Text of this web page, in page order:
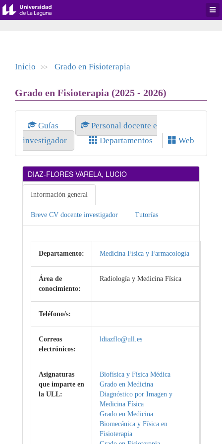
Inicio >> Grado en Fisioterapia
Grado en Fisioterapia (2025 - 2026)
Guías
Personal docente e
investigador
Departamentos Web
DIAZ-FLORES VARELA, LUCIO
Información general
Breve CV docente investigador Tutorías
Departamento: Medicina Física y Farmacología
Área de
conocimiento:
Radiología y Medicina Física
Teléfono/s:
Correos
electrónicos:
ldiazflo@ull.es
Asignaturas
que imparte en
la ULL:
Biofísica y Física Médica
Grado en Medicina
Diagnóstico por Imagen y
Medicina Física
Grado en Medicina
Biomecánica y Física en
Fisioterapia